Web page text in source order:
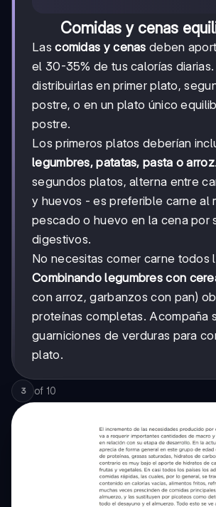
Comidas y cenas
Lascomidas y cenas deben
el 30-35% de tus calorías
distribuirlas en primer plato,
postre, o en un plato único
postre.
Los primeros platos deberían
legumbres, patatas, pasta o arroz
segundos platos, alterna entre
y huevos - es preferible carne al
pescado o huevo en la cena por
digestivos.
No necesitas comer carne todos
Combinando legumbres con
con arroz, garbanzos con pan)
proteínas completas. Acompaña
guarniciones de verduras para
plato.
3 of 10